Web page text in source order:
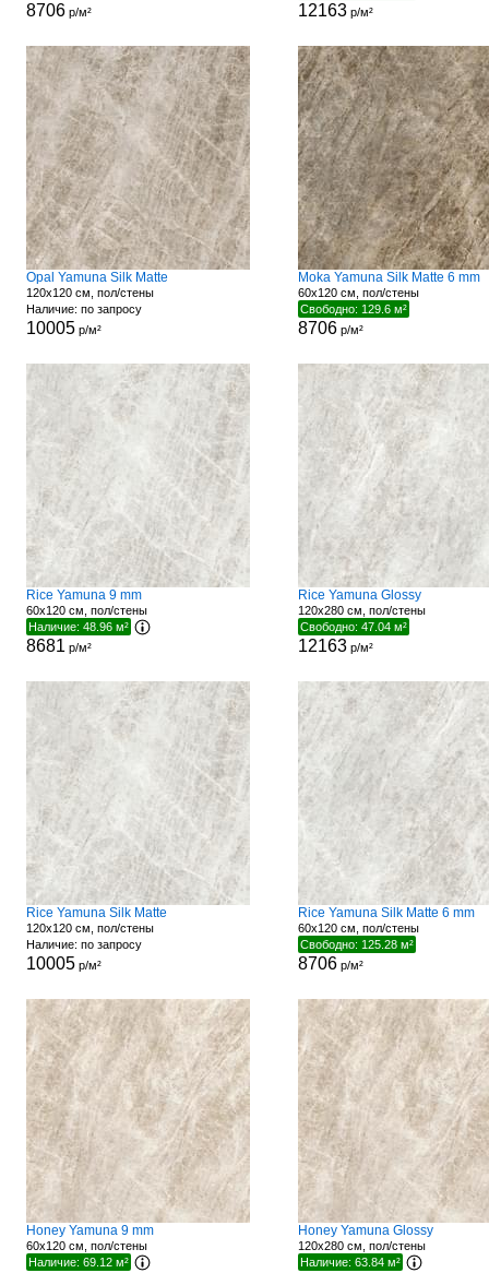
8706р/м² 12163р/м²
Opal Yamuna Silk Matte
120x120 см, пол/стены
Наличие: по запросу
10005р/м²
Moka Yamuna Silk Matte 6 mm
60x120 см, пол/стены
Свободно: 129.6 м²
8706р/м²
Rice Yamuna 9 mm
60x120 см, пол/стены
Наличие: 48.96 м²
8681 р/м²
Rice Yamuna Glossy
120x280 см, пол/стены
Свободно: 47.04 м²
12163р/м²
Rice Yamuna Silk Matte
120x120 см, пол/стены
Наличие: по запросу
10005р/м²
Rice Yamuna Silk Matte 6 mm
60x120 см, пол/стены
Свободно: 125.28 м²
8706р/м²
Honey Yamuna 9 mm
60x120 см, пол/стены
Наличие: 69.12 м²
Honey Yamuna Glossy
120x280 см, пол/стены
Наличие: 63.84 м²